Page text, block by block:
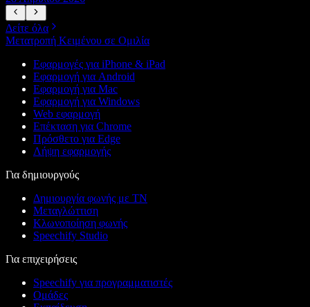
Δείτε όλα
Μετατροπή Κειμένου σε Ομιλία
Εφαρμογές για iPhone & iPad
Εφαρμογή για Android
Εφαρμογή για Mac
Εφαρμογή για Windows
Web εφαρμογή
Επέκταση για Chrome
Πρόσθετο για Edge
Λήψη εφαρμογής
Για δημιουργούς
Δημιουργία φωνής με ΤΝ
Μεταγλώττιση
Κλωνοποίηση φωνής
Speechify Studio
Για επιχειρήσεις
Speechify για προγραμματιστές
Ομάδες